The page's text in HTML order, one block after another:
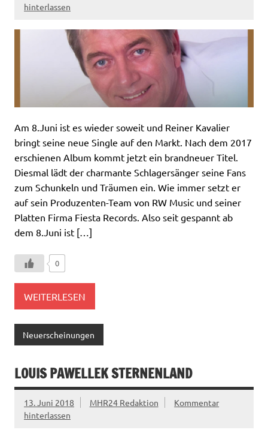
hinterlassen
Am 8.Juni ist es wieder soweit und Reiner Kavalier
bringt seine neue Single auf den Markt. Nach dem 2017
erschienen Album kommt jetzt ein brandneuer Titel.
Diesmal lädt der charmante Schlagersänger seine Fans
zum Schunkeln und Träumen ein. Wie immer setzt er
auf sein Produzenten-Team von RW Music und seiner
Platten Firma Fiesta Records. Also seit gespannt ab
dem 8.Juni ist […]
0
WEITERLESEN
Neuerscheinungen
LOUIS PAWELLEK STERNENLAND
13. Juni 2018 MHR24 Redaktion
Kommentar
hinterlassen